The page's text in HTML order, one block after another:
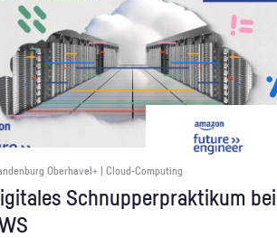
Oberhavel+ | Cloud-Computing
Schnup­per­prak­ti­kum bei